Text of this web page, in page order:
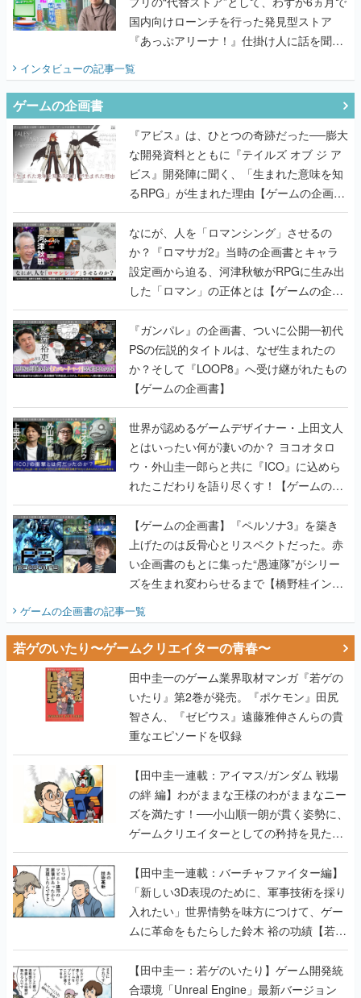
国内向けローンチを行った発見型ストア
『あっぷアリーナ！』仕掛け人に話を聞い
インタビューの記事一覧
ゲームの企画書
『アビス』は、ひとつの奇跡だった──膨大
な開発資料とともに『テイルズ オブ ジ ア
ビス』開発陣に聞く、「生まれた意味を知
るRPG」が生まれた理由【ゲームの企画
書】
なにが、人を「ロマンシング」させるの
か？『ロマサガ2』当時の企画書とキャラ
設定画から迫る、河津秋敏がRPGに生み出
した「ロマン」の正体とは【ゲームの企画
書】
『ガンパレ』の企画書、ついに公開━初代
PSの伝説的タイトルは、なぜ生まれたの
か？そして『LOOP8』へ受け継がれたもの
【ゲームの企画書】
世界が認めるゲームデザイナー・上田文人
とはいったい何が凄いのか？ ヨコオタロ
ウ・外山圭一郎らと共に『ICO』に込めら
れたこだわりを語り尽くす！【ゲームの企
画書】
【ゲームの企画書】『ペルソナ3』を築き
上げたのは反骨心とリスペクトだった。赤
い企画書のもとに集った“愚連隊”がシリー
ズを生まれ変わらせるまで【橋野桂インタ
ゲームの企画書の記事一覧
若ゲのいたり〜ゲームクリエイターの青春〜
田中圭一のゲーム業界取材マンガ『若ゲの
いたり』第2巻が発売。『ポケモン』田尻
智さん、『ゼビウス』遠藤雅伸さんらの貴
重なエピソードを収録
【田中圭一連載：アイマス/ガンダム 戦場
の絆 編】わがままな王様のわがままなニー
ズを満たす！──小山順一朗が貫く姿勢に、
ゲームクリエイターとしての矜持を見た
【若ゲのいたり最終回】
【田中圭一連載：バーチャファイター編】
「新しい3D表現のために、軍事技術を採り
入れたい」世界情勢を味方につけて、ゲー
ムに革命をもたらした鈴木 裕の功績【若ゲ
のいたり】
【田中圭一：若ゲのいたり】ゲーム開発統
合環境「Unreal Engine」最新バージョン